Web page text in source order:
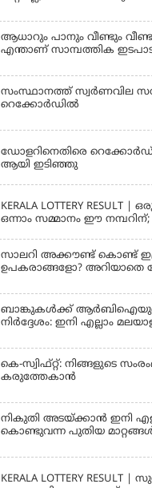
ആധാറും പാനും വീണ്ടും
എന്താണ് സാമ്പത്തിക
സംസ്ഥാനത്ത് സ്വര്‍ണവില
റെക്കോര്‍ഡില്‍
ഡോളറിനെതിരെ റെക്കോർഡ്
ആയി ഇടിഞ്ഞു
KERALA LOTTERY
ഒന്നാം സമ്മാനം ഈ നമ്പറിന്;
സാലറി അക്കൗണ്ട് കൊണ്ട്
ഉപകരാങ്ങളോ? അറിയാതെ
ബാങ്കുകൾക്ക്
നിർദ്ദേശം: ഇനി എല്ലാം
കെ-സ്വിഫ്റ്റ്: നിങ്ങളുടെ
കരുത്തേകാൻ
നികുതി അടയ്ക്കാൻ ഇനി
കൊണ്ടുവന്ന പുതിയ
KERALA LOTTERY